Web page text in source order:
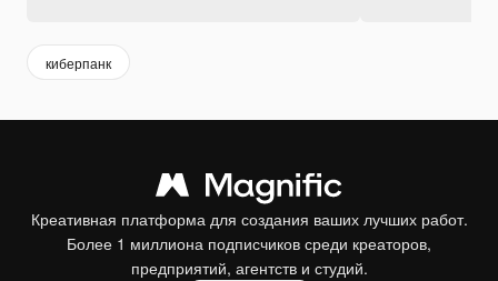
киберпанк
Креативная платформа для создания ваших лучших работ.
Более 1 миллиона подписчиков среди креаторов,
предприятий, агентств и студий.